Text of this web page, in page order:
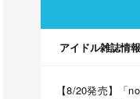
アイドル雑誌情
【8/20発売】「